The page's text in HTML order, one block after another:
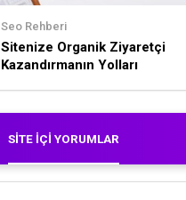
Seo Rehberi
Sitenize Organik Ziyaretçi
Kazandırmanın Yolları
SITE İÇI YORUMLAR